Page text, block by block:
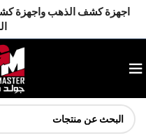
اجهزة كشف الذهب واجهزة